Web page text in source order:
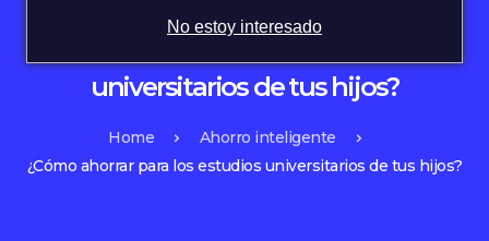
No estoy interesado
universitarios de tus hijos?
Home
Ahorro inteligente
¿Cómo ahorrar para los estudios universitarios de tus hijos?